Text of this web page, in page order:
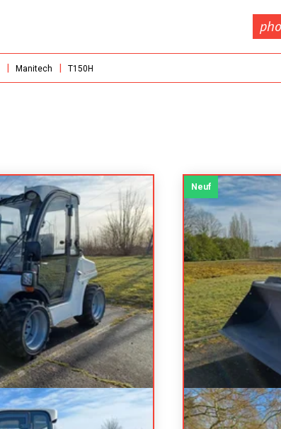
Manitech T150H
Prix sur demande
Neuf